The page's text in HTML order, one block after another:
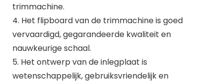
trimmachine.
4. Het flipboard van de trimmachine is goed
vervaardigd, gegarandeerde kwaliteit en
nauwkeurige schaal.
5. Het ontwerp van de inlegplaat is
wetenschappelijk, gebruiksvriendelijk en